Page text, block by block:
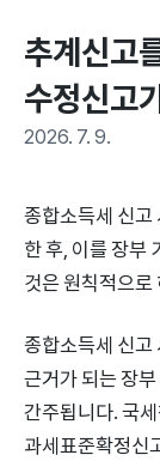
추계신고
수정신고
2026. 7. 9.
종합소득세 신
한 후, 이를 장부
것은 원칙적으
종합소득세 신고
근거가 되는 장
간주됩니다. 국
과세표준확정신